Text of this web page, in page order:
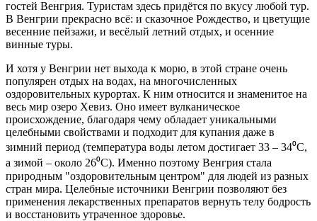
гостей Венгрия. Туристам здесь придётся по вкусу любой тур.
В Венгрии прекрасно всё: и сказочное Рождество, и цветущие
весенние пейзажи, и весёлый летний отдых, и осенние
винные туры.
И хотя у Венгрии нет выхода к морю, в этой стране очень
популярен отдых на водах, на многочисленных
оздоровительных курортах. К ним относится и знаменитое на
весь мир озеро Хевиз. Оно имеет вулканическое
происхождение, благодаря чему обладает уникальными
целебными свойствами и подходит для купания даже в
зимний период (температура воды летом достигает 33 – 34⁰C,
а зимой – около 26⁰C). Именно поэтому Венгрия стала
природным "оздоровительным центром" для людей из разных
стран мира. Целебные источники Венгрии позволяют без
применения лекарственных препаратов вернуть телу бодрость
и восстановить утраченное здоровье.